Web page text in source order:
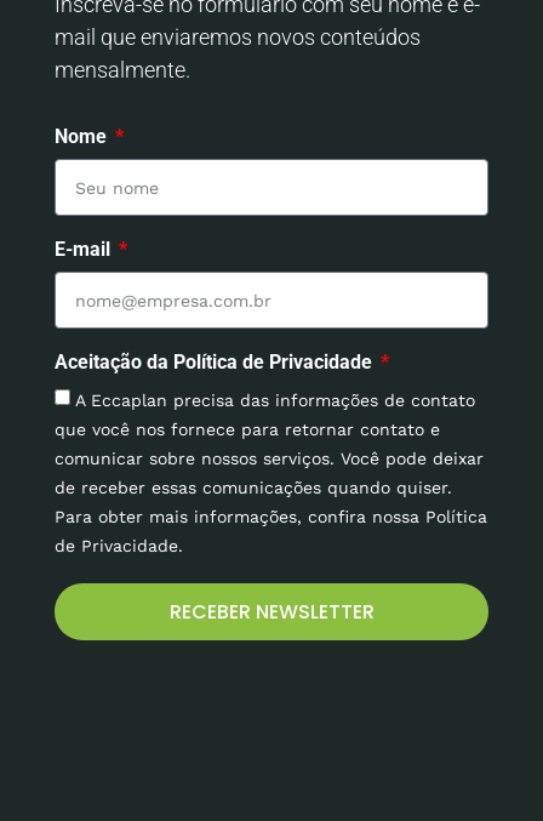
mail que enviaremos novos conteúdos
mensalmente.
Nome
E-mail
Aceitação da Política de Privacidade
A Eccaplan precisa das informações de contato
que você nos fornece para retornar contato e
comunicar sobre nossos serviços. Você pode deixar
de receber essas comunicações quando quiser.
Para obter mais informações, confira nossa Política
de Privacidade.
RECEBER NEWSLETTER